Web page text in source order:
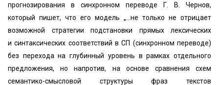
прогнозирования в синхронном переводе Г. В. Чернов,
который пишет, что его модель „…не только не отрицает
возможной стратегии подстановки прямых лексических
и синтаксических соответствий в СП (синхронном переводе)
без перехода на глубинный уровень в рамках отдельного
предложения, но напротив, на основе сравнения схем
семантико-смысловой структуры фраз текстов